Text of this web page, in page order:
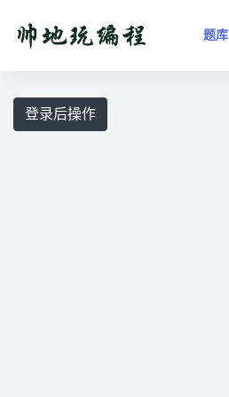
题库
登录后操作